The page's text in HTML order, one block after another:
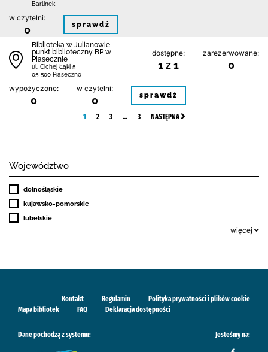
Barlinek
w czytelni:
0 sprawdź
Biblioteka w Julianowie -
punkt biblioteczny BP w
Piasecznie
ul. Cichej Łąki 5
05-500 Piaseczno
dostępne:
1 z 1
zarezerwowane:
0
wypożyczone:
0
w czytelni:
0 sprawdź
1 2 3 … 3 NASTĘPNA
Województwo
dolnośląskie
kujawsko-pomorskie
lubelskie
więcej
Kontakt Regulamin
Polityka prywatności i plików cookie
Mapa bibliotek
FAQ Deklaracja dostępności
Dane pochodzą z systemu: Jesteśmy na: